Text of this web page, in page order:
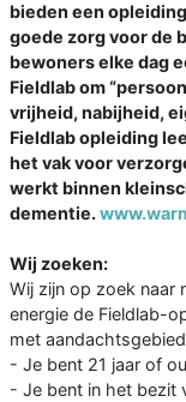
bieden een
goede zorg voor de
bewoners elke dag
Fieldlab om
vrijheid, nabijheid,
Fieldlab opleiding
het vak voor
werkt binnen
dementie.
Wij zoeken:
Wij zijn op zoek naar
energie de Fieldlab-
met
- Je bent 21 jaar of
- Je bent in het bezit